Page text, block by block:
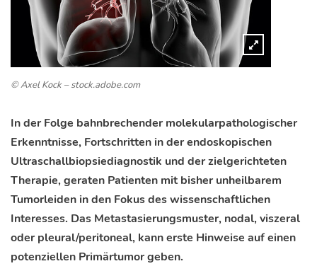
© Axel Kock – stock.adobe.com
In der Folge bahnbrechender molekularpathologischer
Erkenntnisse, Fortschritten in der endoskopischen
Ultraschallbiopsiediagnostik und der zielgerichteten
Therapie, geraten Patienten mit bisher unheilbarem
Tumorleiden in den Fokus des wissenschaftlichen
Interesses. Das Metastasierungsmuster, nodal, viszeral
oder pleural/peritoneal, kann erste Hinweise auf einen
potenziellen Primärtumor geben.